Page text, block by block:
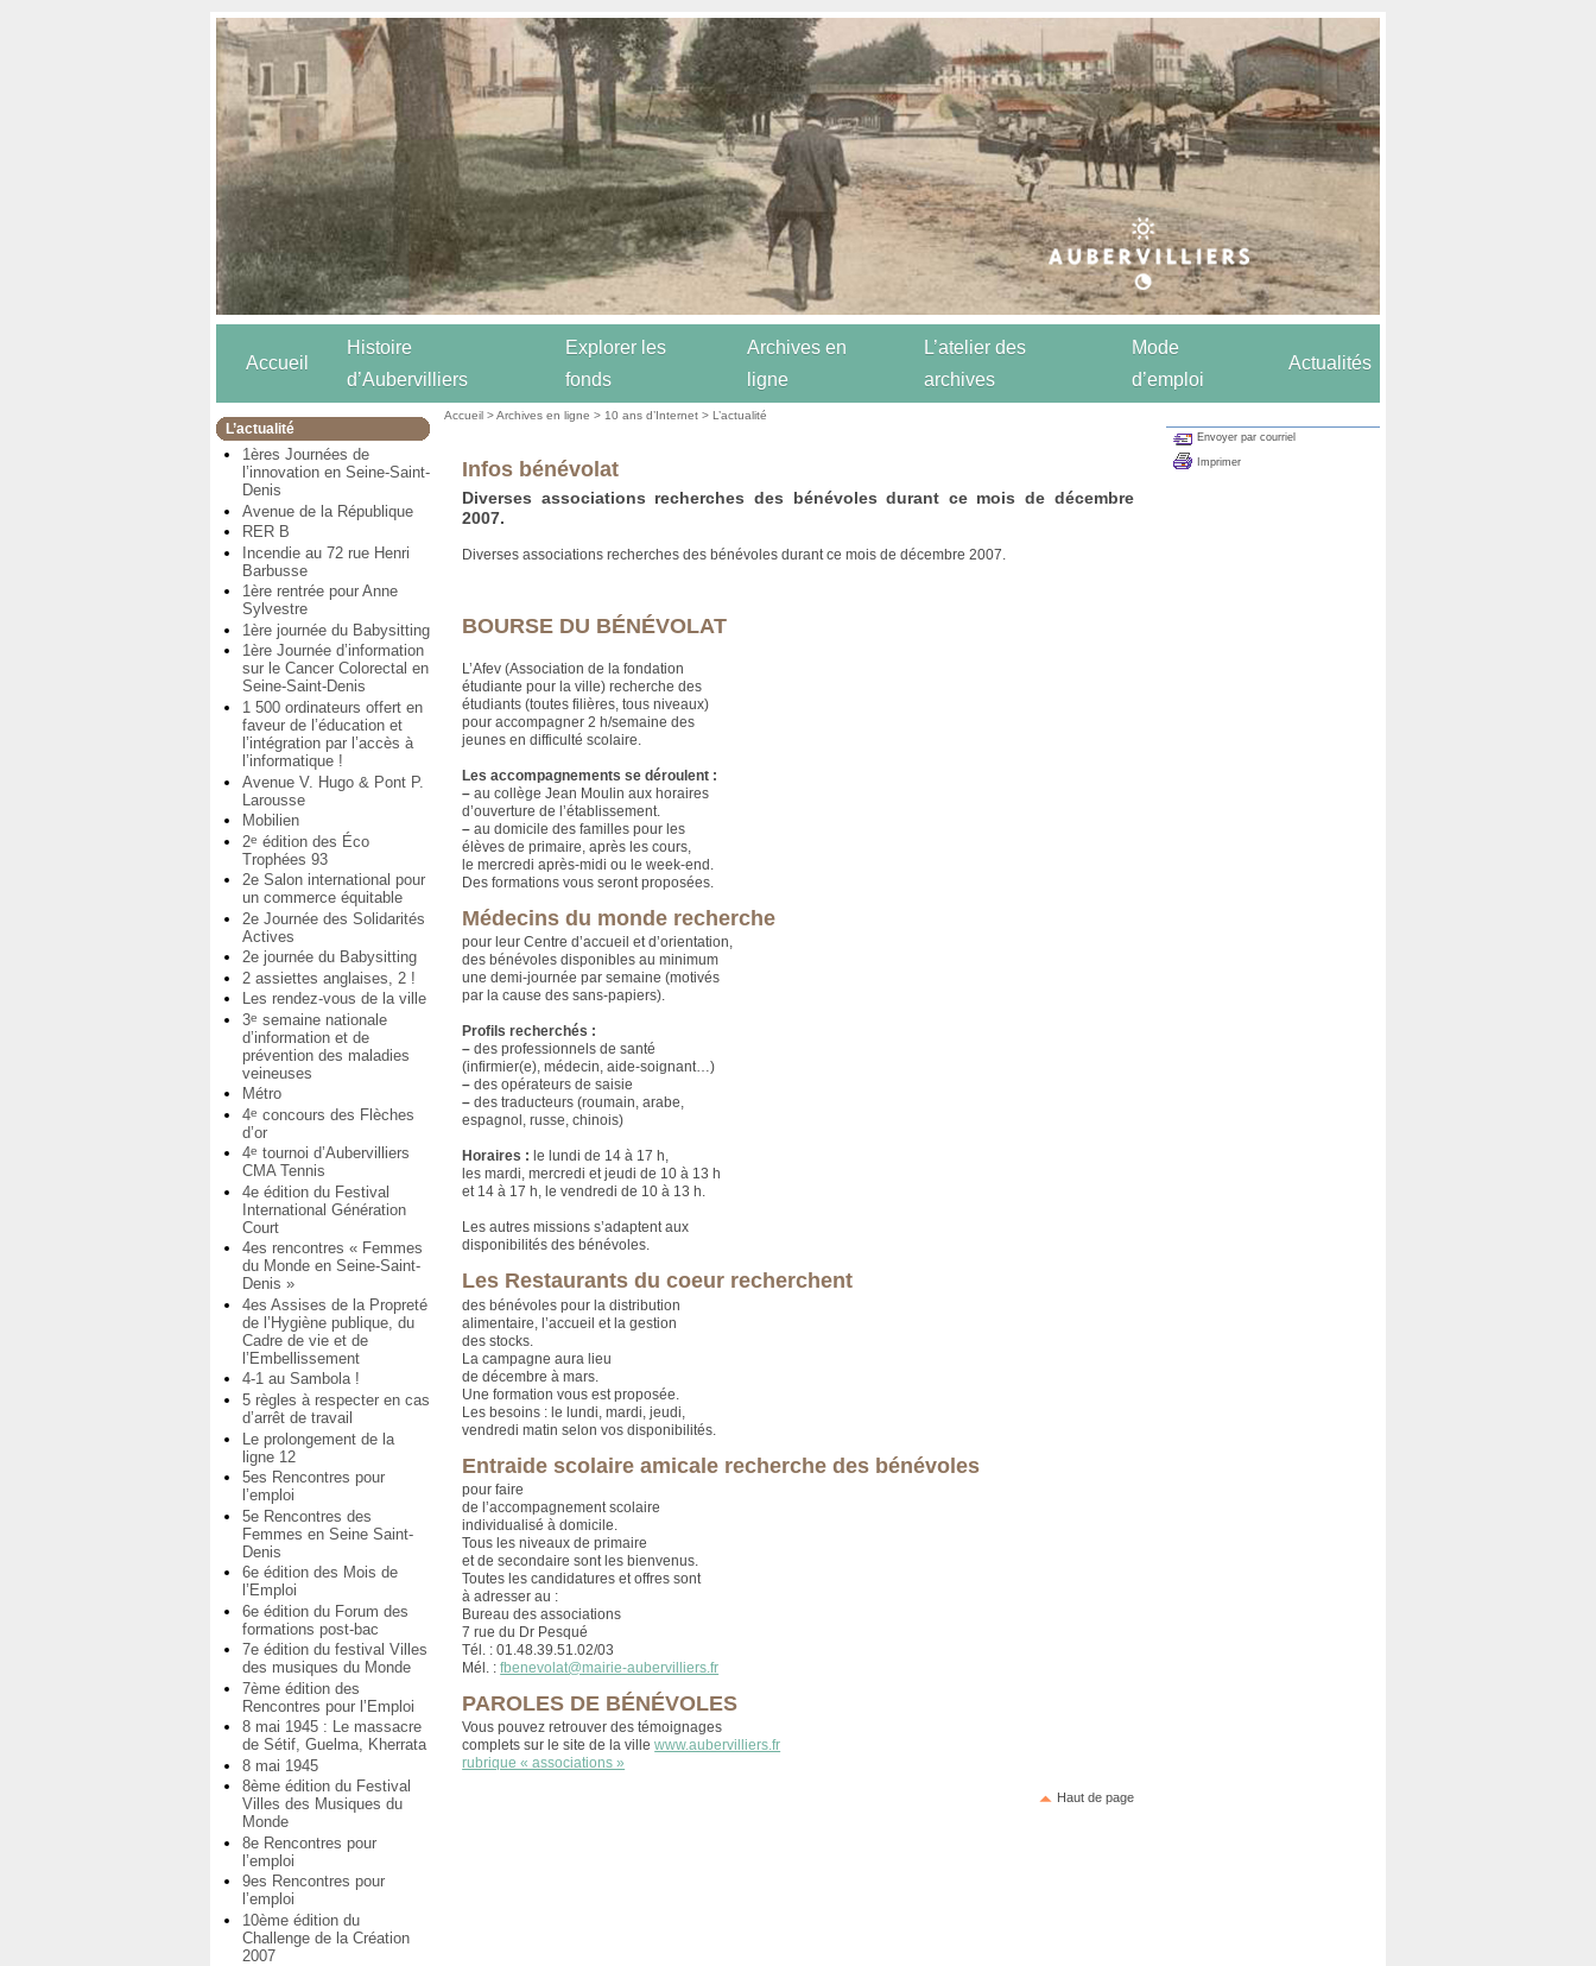
Accueil
Histoire
d’Aubervilliers
Explorer les
fonds
Archives en
ligne
L’atelier des
archives
Mode
d’emploi
Actualités
L’actualité
1ères Journées de
l’innovation en Seine-Saint-
Denis
Avenue de la République
RER B
Incendie au 72 rue Henri
Barbusse
1ère rentrée pour Anne
Sylvestre
1ère journée du Babysitting
1ère Journée d’information
sur le Cancer Colorectal en
Seine-Saint-Denis
1 500 ordinateurs offert en
faveur de l’éducation et
l’intégration par l’accès à
l’informatique !
Avenue V. Hugo & Pont P.
Larousse
Mobilien
2e édition des Éco
Trophées 93
2e Salon international pour
un commerce équitable
2e Journée des Solidarités
Actives
2e journée du Babysitting
2 assiettes anglaises, 2 !
Les rendez-vous de la ville
3e semaine nationale
d’information et de
prévention des maladies
veineuses
Métro
4e concours des Flèches
d’or
4e tournoi d’Aubervilliers
CMA Tennis
4e édition du Festival
International Génération
Court
4es rencontres « Femmes
du Monde en Seine-Saint-
Denis »
4es Assises de la Propreté
de l’Hygiène publique, du
Cadre de vie et de
l’Embellissement
4-1 au Sambola !
5 règles à respecter en cas
d’arrêt de travail
Le prolongement de la
ligne 12
5es Rencontres pour
l’emploi
5e Rencontres des
Femmes en Seine Saint-
Denis
6e édition des Mois de
l’Emploi
6e édition du Forum des
formations post-bac
7e édition du festival Villes
des musiques du Monde
7ème édition des
Rencontres pour l’Emploi
8 mai 1945 : Le massacre
de Sétif, Guelma, Kherrata
8 mai 1945
8ème édition du Festival
Villes des Musiques du
Monde
8e Rencontres pour
l’emploi
9es Rencontres pour
l’emploi
10ème édition du
Challenge de la Création
2007
Accueil >Archives en ligne > 10 ans d’Internet >L’actualité
Infos bénévolat
Diverses associations recherches des bénévoles durant ce mois de décembre
2007.
Diverses associations recherches des bénévoles durant ce mois de décembre 2007.
BOURSE DU BÉNÉVOLAT
L’Afev (Association de la fondation
étudiante pour la ville) recherche des
étudiants (toutes filières, tous niveaux)
pour accompagner 2 h/semaine des
jeunes en difficulté scolaire.
Les accompagnements se déroulent :
– au collège Jean Moulin aux horaires
d’ouverture de l’établissement.
– au domicile des familles pour les
élèves de primaire, après les cours,
le mercredi après-midi ou le week-end.
Des formations vous seront proposées.
Médecins du monde recherche
pour leur Centre d’accueil et d’orientation,
des bénévoles disponibles au minimum
une demi-journée par semaine (motivés
par la cause des sans-papiers).
Profils recherchés :
– des professionnels de santé
(infirmier(e), médecin, aide-soignant…)
– des opérateurs de saisie
– des traducteurs (roumain, arabe,
espagnol, russe, chinois)
Horaires : le lundi de 14 à 17 h,
les mardi, mercredi et jeudi de 10 à 13 h
et 14 à 17 h, le vendredi de 10 à 13 h.
Les autres missions s’adaptent aux
disponibilités des bénévoles.
Les Restaurants du coeur recherchent
des bénévoles pour la distribution
alimentaire, l’accueil et la gestion
des stocks.
La campagne aura lieu
de décembre à mars.
Une formation vous est proposée.
Les besoins : le lundi, mardi, jeudi,
vendredi matin selon vos disponibilités.
Entraide scolaire amicale recherche des bénévoles
pour faire
de l’accompagnement scolaire
individualisé à domicile.
Tous les niveaux de primaire
et de secondaire sont les bienvenus.
Toutes les candidatures et offres sont
à adresser au :
Bureau des associations
7 rue du Dr Pesqué
Tél. : 01.48.39.51.02/03
Mél. :fbenevolat@mairie-aubervilliers.fr
PAROLES DE BÉNÉVOLES
Vous pouvez retrouver des témoignages
complets sur le site de la villewww.aubervilliers.fr
rubrique « associations »
Haut de page
Envoyer par courriel
Imprimer